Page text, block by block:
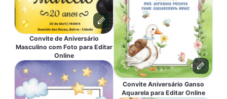
Convite de Aniversário
Masculino com Foto para Editar
Online
Convite Aniversário Ganso
Aquarela para Editar Online